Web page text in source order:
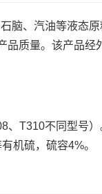
、汽油等液态原
品质量。该产品经
T310不同型号）
机硫，硫容4%。